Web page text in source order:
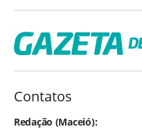
Contatos
Redação (Maceió):